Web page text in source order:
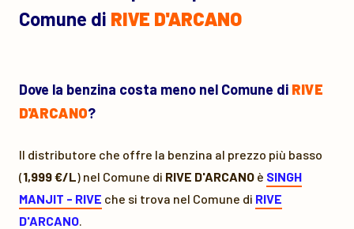
Comune di RIVE D'ARCANO
Dove la benzina costa meno nel Comune di RIVE
D'ARCANO?
Il distributore che offre la benzina al prezzo più basso
(1,999 €/L) nel Comune di RIVE D'ARCANO è SINGH
MANJIT - RIVE che si trova nel Comune di RIVE
D'ARCANO.